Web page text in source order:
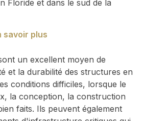
Floride et dans le sud de la
savoir plus
un excellent moyen de
et la durabilité des structures en
conditions difficiles, lorsque le
la conception, la construction
faits. Ils peuvent également